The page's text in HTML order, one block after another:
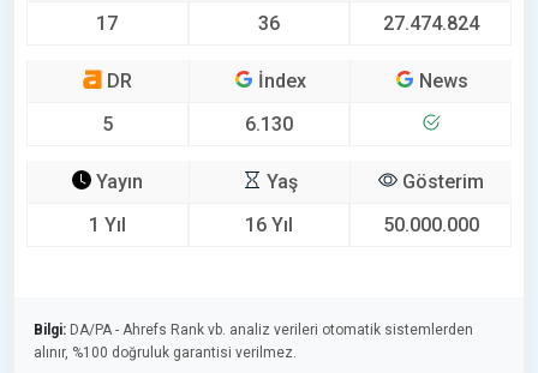
17
36
27.474.824
DR
5
İndex
6.130
News
Yayın
1 Yıl
Yaş
16 Yıl
Gösterim
50.000.000
Bilgi: DA/PA - Ahrefs Rank vb. analiz verileri otomatik sistemlerden
alınır, %100 doğruluk garantisi verilmez.